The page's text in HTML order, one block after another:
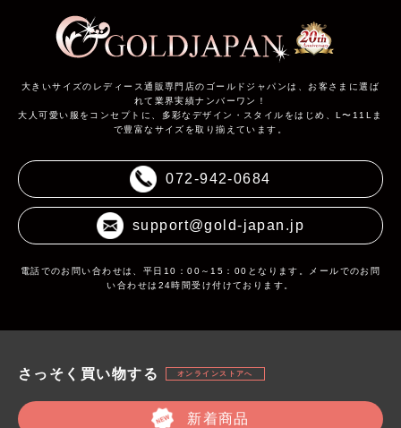
大きいサイズのレディース通販専門店のゴールドジャパンは、お客さまに選ば
れて業界実績ナンバーワン！
大人可愛い服をコンセプトに、多彩なデザイン・スタイルをはじめ、L〜11Lま
で豊富なサイズを取り揃えています。
072-942-0684
support@gold-japan.jp
電話でのお問い合わせは、平日10：00～15：00となります。メールでのお問
い合わせは24時間受け付けております。
さっそく買い物する オンラインストアへ
新着商品